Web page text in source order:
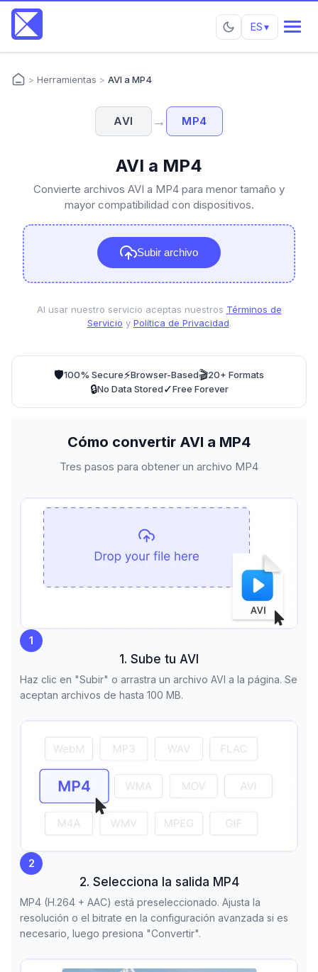
ES▾
> Herramientas > AVI a MP4
AVI → MP4
AVI a MP4
Convierte archivos AVI a MP4 para menor tamaño y
mayor compatibilidad con dispositivos.
Subir archivo
Al usar nuestro servicio aceptas nuestros Términos de
Servicio y Política de Privacidad.
🛡️100% Secure⚡Browser-Based🎬20+ Formats
🔒No Data Stored✓Free Forever
Cómo convertir AVI a MP4
Tres pasos para obtener un archivo MP4
1
1. Sube tu AVI
Haz clic en "Subir" o arrastra un archivo AVI a la página. Se
aceptan archivos de hasta 100 MB.
2
2. Selecciona la salida MP4
MP4 (H.264 + AAC) está preseleccionado. Ajusta la
resolución o el bitrate en la configuración avanzada si es
necesario, luego presiona "Convertir".